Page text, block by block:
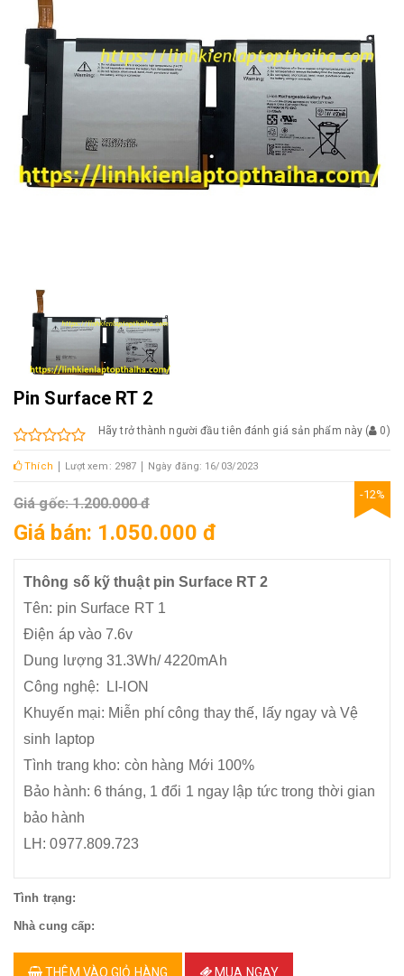
Pin Surface RT 2
Hãy trở thành người đầu tiên đánh giá sản phẩm này ( 0)
Thích Lượt xem: 2987 Ngày đăng: 16/03/2023
Giá gốc: 1.200.000 đ
Giá bán: 1.050.000 đ
-12%
Thông số kỹ thuật pin Surface RT 2
Tên: pin Surface RT 1
Điện áp vào 7.6v
Dung lượng 31.3Wh/ 4220mAh
Công nghệ: LI-ION
Khuyến mại: Miễn phí công thay thế, lấy ngay và Vệ
sinh laptop
Tình trang kho: còn hàng Mới 100%
Bảo hành: 6 tháng, 1 đổi 1 ngay lập tức trong thời gian
bảo hành
LH: 0977.809.723
Tình trạng:
Nhà cung cấp:
THÊM VÀO GIỎ HÀNG MUA NGAY